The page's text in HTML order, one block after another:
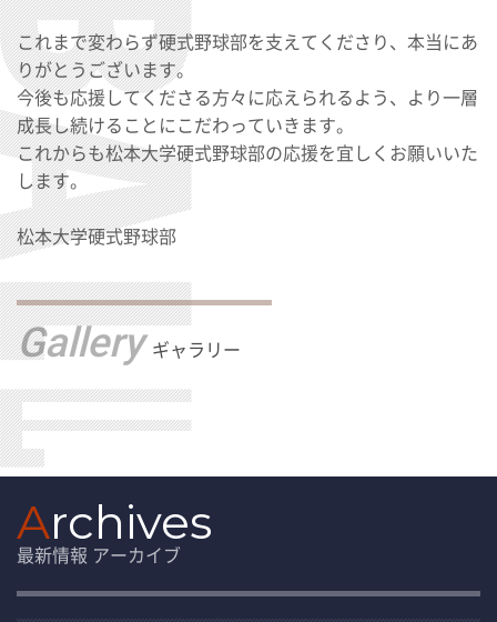
これまで変わらず硬式野球部を支えてくださり、本当にあ
りがとうございます。
今後も応援してくださる方々に応えられるよう、より一層
成長し続けることにこだわっていきます。
これからも松本大学硬式野球部の応援を宜しくお願いいた
します。
松本大学硬式野球部
Gallery ギャラリー
Archives
最新情報 アーカイブ